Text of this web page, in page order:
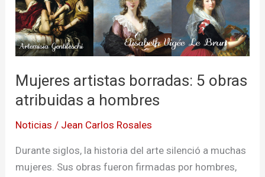
Mujeres artistas borradas: 5 obras
atribuidas a hombres
Noticias / Jean Carlos Rosales
Durante siglos, la historia del arte silenció a muchas
mujeres. Sus obras fueron firmadas por hombres,
a
hombres